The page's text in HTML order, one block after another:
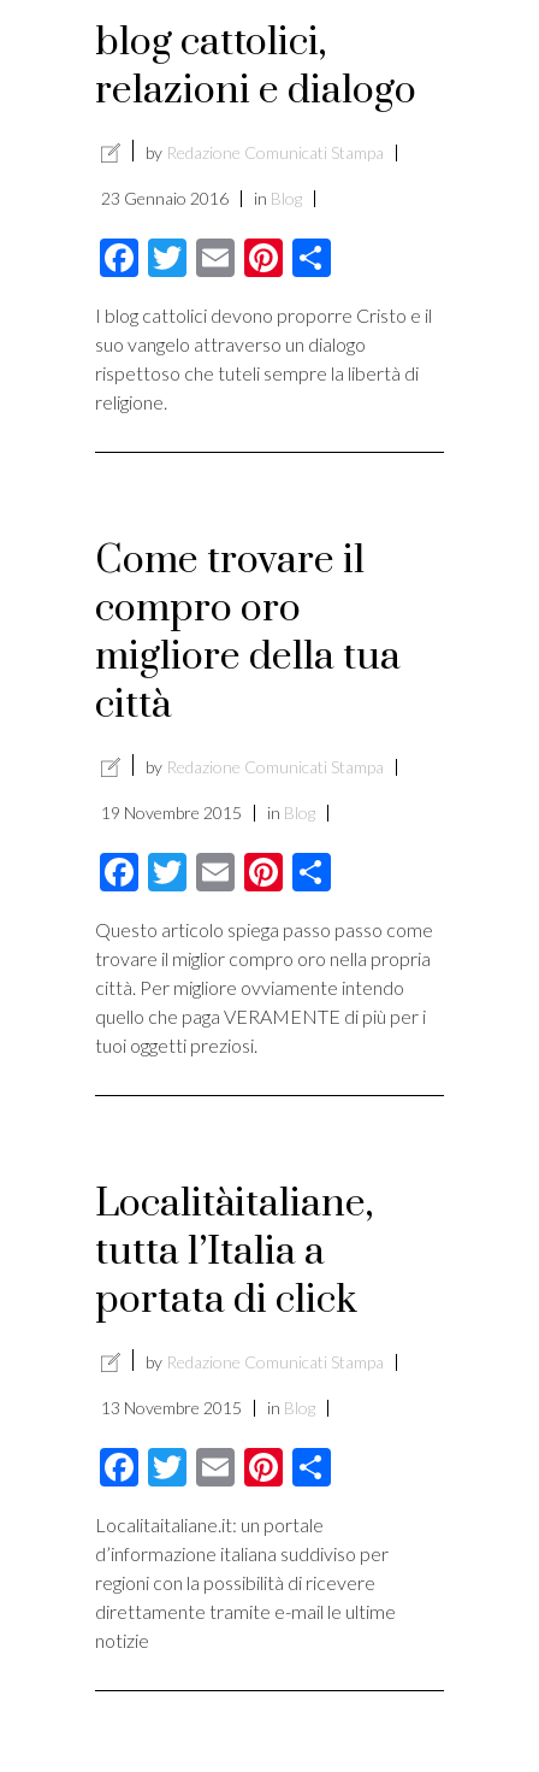
blog cattolici,
relazioni e dialogo
by Redazione Comunicati Stampa
23 Gennaio 2016 in Blog
Facebook
Twitter
EmailPinterest
I blog cattolici devono proporre Cristo e il
suo vangelo attraverso un dialogo
rispettoso che tuteli sempre la libertà di
religione.
Come trovare il
compro oro
migliore della tua
città
by Redazione Comunicati Stampa
19 Novembre 2015 in Blog
Facebook
Twitter
EmailPinterest
Questo articolo spiega passo passo come
trovare il miglior compro oro nella propria
città. Per migliore ovviamente intendo
quello che paga VERAMENTE di più per i
tuoi oggetti preziosi.
Localitàitaliane,
tutta l’Italia a
portata di click
by Redazione Comunicati Stampa
13 Novembre 2015 in Blog
Facebook
Twitter
EmailPinterest
Localitaitaliane.it: un portale
d’informazione italiana suddiviso per
regioni con la possibilità di ricevere
direttamente tramite e-mail le ultime
notizie